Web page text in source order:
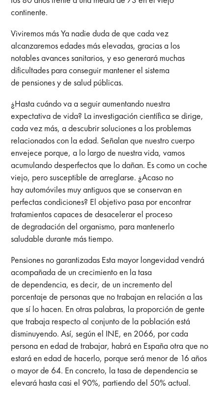
continente.
Viviremos más Ya nadie duda de que cada vez
alcanzaremos edades más elevadas, gracias a los
notables avances sanitarios, y eso generará muchas
dificultades para conseguir mantener el sistema
de pensiones y de salud públicas.
¿Hasta cuándo va a seguir aumentando nuestra
expectativa de vida? La investigación científica se dirige,
cada vez más, a descubrir soluciones a los problemas
relacionados con la edad. Señalan que nuestro cuerpo
envejece porque, a lo largo de nuestra vida, vamos
acumulando desperfectos que lo dañan. Es como un coche
viejo, pero susceptible de arreglarse. ¿Acaso no
hay automóviles muy antiguos que se conservan en
perfectas condiciones? El objetivo pasa por encontrar
tratamientos capaces de desacelerar el proceso
de degradación del organismo, para mantenerlo
saludable durante más tiempo.
Pensiones no garantizadas Esta mayor longevidad vendrá
acompañada de un crecimiento en la tasa
de dependencia, es decir, de un incremento del
porcentaje de personas que no trabajan en relación a las
que sí lo hacen. En otras palabras, la proporción de gente
que trabaja respecto al conjunto de la población está
disminuyendo. Así, según el INE, en 2066, por cada
persona en edad de trabajar, habrá en España otra que no
estará en edad de hacerlo, porque será menor de 16 años
o mayor de 64. En concreto, la tasa de dependencia se
elevará hasta casi el 90%, partiendo del 50% actual.